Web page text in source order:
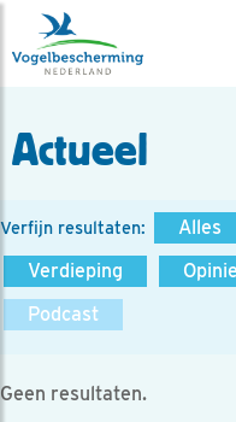
Actueel
Verfijn resultaten: Alles
Verdieping
Opinie
Podcast
Geen resultaten.